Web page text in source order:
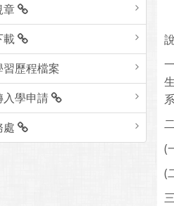
章
載
習歷程檔案
入學申請
處
(
(